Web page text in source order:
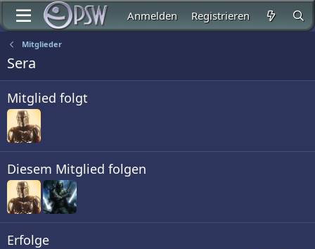
Anmelden Registrieren
Mitglieder
Sera
Mitglied folgt
Diesem Mitglied folgen
Erfolge